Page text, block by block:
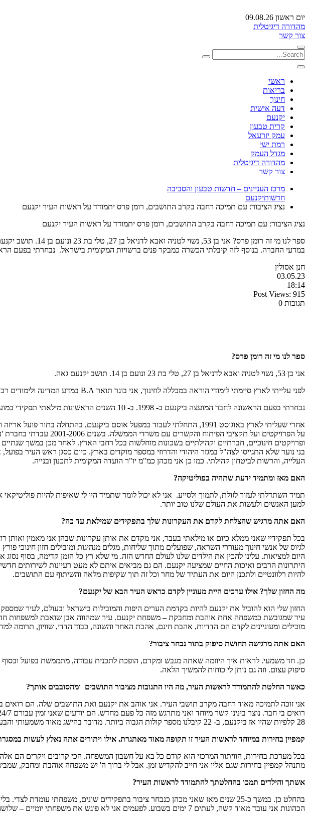
יום ראשון 09.08.26
מהדורה דיגיטלית
צור קשר
ראשי
בריאות
חינוך
דעה אישית
יקנעם
קרית טבעון
עמק יזרעאל
רמת ישי
מגדל העמק
מהדורה דיגיטלית
צור קשר
מרכז העניינים – חדשות טבעון והסביבה
חדשותיקנעם
נציג הציבור: עם תמיכה רחבה בקרב התושבים, רומן פרס יתמודד על ראשות העיר יקנעם
נציג הציבור: עם תמיכה רחבה בקרב התושבים, רומן פרס יתמודד על ראשות העיר יקנעם
במדעי החברה. בנוסף לזה קיבלתי הכשרה כמבקר פנים ברשויות המקומית בישראל. נבחרתי בפעם
חנן אסולין
03.05.23
18:14
Post Views: 915
תגובות 0
ספר לנו מי זה רומן פרס?
אני בן 53, נשוי לטניה ואבא לדניאל בן 27, טלי בת 23 ונועם בן 14. תושב יקנעם גאה.
לפני עלייתי לארץ סיימתי לימודי הוראה במכללה לחינוך, אני בוגר תואר B.A במדע המדינה ולימודים רב תחומיים במדעי החברה. בנוסף לזה קיבלתי הכשרה כמבקר פנים ברשויות המקומית בישראל.
נבחרתי בפעם הראשונה לחבר המועצה ביקנעם ב- 1998. ב- 10 השנים הראשונות מילאתי תפקידי במועצה ובעירייה בהתנדבות ובאהבה גדולה. מתחילת 2009 אני מכהן כסגן ראש העיר בפועל.
על הפרויקטים ועל
ופרויקטים חינוכיים, חברתיים וקהילתיים בשכונות מוחלשות בכל רחבי הארץ. לאחר מכן במשך
בני נוער שלא התגייסו לצה"ל במגזר היהודי והדרוזי במספר מוקדים בארץ. כיום כסגן ראש העיר
העלייה, והרשות לביטחון קהילתי. כמו כן אני מכהן כמ"מ יו"ר הועדה המקומית לתכנון ובנייה.
האם מאז ומתמיד ידעת שתהיה בפוליטיקה?
תמיד השתדלתי לעזור לזולת, לתמוך ולסייע. אני לא יכול לומר שתמיד היו לי שאיפות להיות
למען האנשים ולעשות את העולם שלנו טוב יותר.
האם אתה מרגיש שהצלחת לקדם את העקרונות שלך בתפקידים שמילאת עד כה?
בכל תפקידיי שאני ממלא כיום או מילאתי בעבר, אני מקדם את אותן עקרונות שבהן אני מאמין
לגיוס של אנשי חינוך מעוררי השראה, שפועלים מתוך שליחות, מגלים מנהיגות ומובילים חזון
היום למציאות. עלינו להכין את הילדים שלנו לעולם החדש הזה. מי שלא רץ כל הזמן קדימה, בסוף
היתרונות הרבים ואיכות החיים שמציעה יקנעם. הם גם מביאים איתם לא מעט רעיונות לשירותים
להיות רלוונטיים ולתכנן היום את העתיד של מחר וכל זה תוך שקיפות מלאה והשיתוף עם התושבים.
מה החזון שלך? אילו ערכים היית מעוניין לקדם כראש העיר הבא של יקנעם?
עיר שמגובשת כמשפחה אחת אוהבת ומחבקת – משפחת יקנעם. עיר שמהווה אבן שואבת למשפחות
מובילים ומעוניינים לקדם הם הדדיות, אהבת חינם, אהבת האחר והשונה, כבוד הדדי, שוויון, תרומה
האם אתה מרגישה תחושת סיפוק בתור נבחר ציבור?
כן. חד משמעי. לראות איך היוזמה שאתה מגבש ומקדם, הופכת לתכנית עבודה, מתממשת בפועל ובסוף
סיפוק עצום. וזה גם נותן לי כוחות להמשיך הלאה.
כאשר החלטת להתמודד לראשות העיר, מה היו התגובות מציבור התושבים ומהסובבים אותך?
אני זוכה לתמיכה מאוד רחבה מקרב תושבי העיר. אני אוהב את יקנעם ואת התושבים שלה. הם
28 קלפיות שהיו אז ביקנעם, ב- 22 קיבלנו מספר קולות הגבוה ביותר. מדובר בהישג מאוד משמעותי והבעת אמון בי ובדרכי. וכעת הגיע הזמן שאשרת את 'משפחת יקנעם' כראש העיר שלהם.
קמפיין בחירות במיוחד לראשות העיר זו תקופה מאוד מאתגרת. אילו ויתורים אתה נאלץ לעשות
בכל מערכת בחירות, הוויתור המרכזי הוא קודם כל בא על חשבון המשפחה. הכי קרובים ויקרים הם
מתנהל קמפיין בחירות שגם אליו אני חייב להקדיש זמן. אבל לי ברוך ה' יש משפחה אוהבת ומחבק,
אשתך והילדים תמכו בהחלטתך להתמודד לראשות העיר?
בהחלט כן. במשך כ-25 שנים מאז שאני מכהן כנבחר ציבור בתפקידים שונים, משפחתי
הכהונות אני עובד מאוד קשה, לעתים 7 ימים בשבוע. לפעמים אני לא פוגש את משפחתי יומיים – שלושה ברצף ואנחנו רק מדברים בטלפונים. אבל הם יודעים שאני אוהב אותם מאוד ותמיד חושב עליהם.